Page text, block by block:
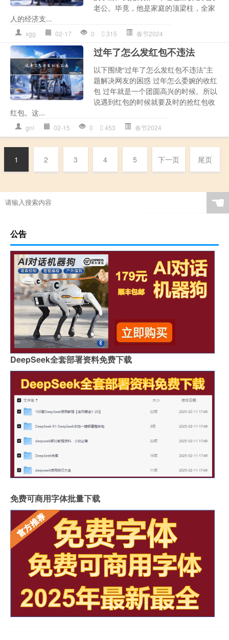
老公。毕竟，他是家庭的顶梁柱，全家
人的经济支...
xgg 02-17 0 315 春节2024
过年了怎么发红包不违法
以下围绕“过年了怎么发红包不违法”主
题解决网友的困惑 过年怎么委婉的收红
包 过年就是一个团圆高兴的时候。所以
说遇到红包的时候就要及时的抢红包收
红包。这...
gnl 02-15 0 453 春节2024
1 2 3 4 5 下一页 尾页
☚
公告
DeepSeek全套部署资料免费下载
免费可商用字体批量下载